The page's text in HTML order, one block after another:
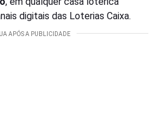
digitais das Loterias Caixa.